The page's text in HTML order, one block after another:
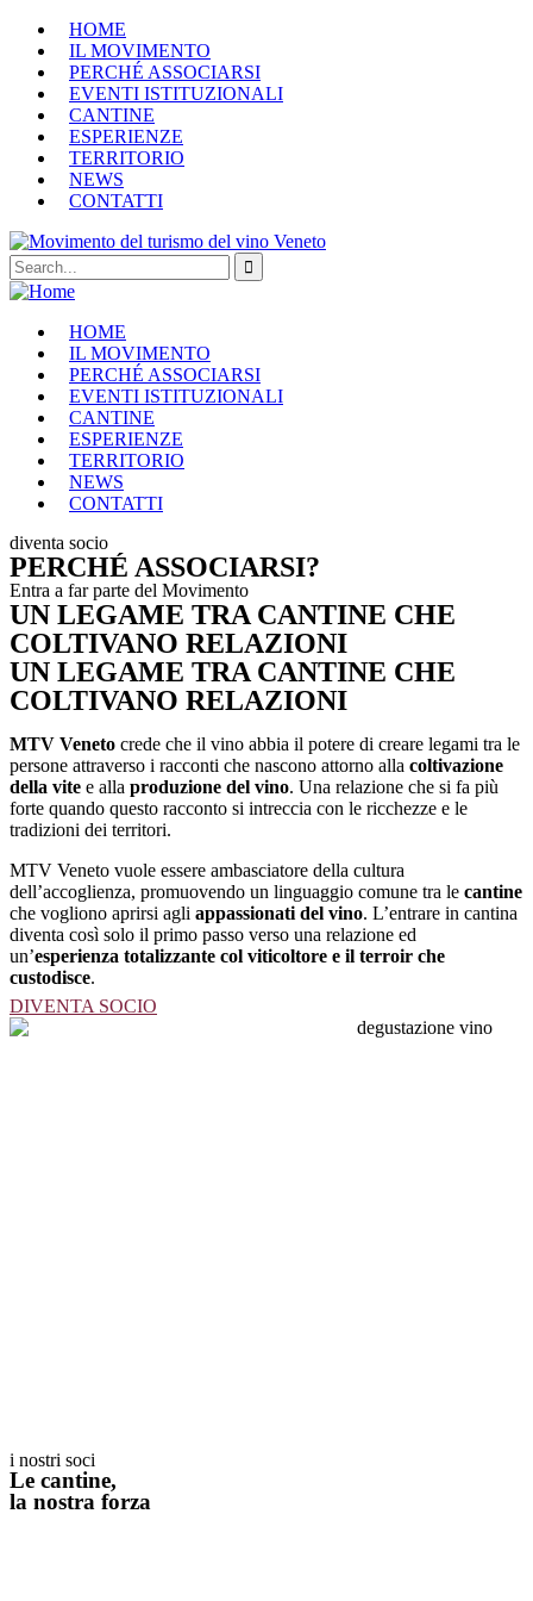
HOME
IL MOVIMENTO
PERCHÉ ASSOCIARSI
EVENTI ISTITUZIONALI
CANTINE
ESPERIENZE
TERRITORIO
NEWS
CONTATTI
HOME
IL MOVIMENTO
PERCHÉ ASSOCIARSI
EVENTI ISTITUZIONALI
CANTINE
ESPERIENZE
TERRITORIO
NEWS
CONTATTI
diventa socio
PERCHÉ ASSOCIARSI?
Entra a far parte del Movimento
UN LEGAME TRA CANTINE CHE
COLTIVANO RELAZIONI
UN LEGAME TRA CANTINE CHE
COLTIVANO RELAZIONI
MTV Veneto crede che il vino abbia il potere di creare legami tra le
persone attraverso i racconti che nascono attorno alla coltivazione
della vite e alla produzione del vino. Una relazione che si fa più
forte quando questo racconto si intreccia con le ricchezze e le
tradizioni dei territori.
MTV Veneto vuole essere ambasciatore della cultura
dell’accoglienza, promuovendo un linguaggio comune tra le cantine
che vogliono aprirsi agli appassionati del vino. L’entrare in cantina
diventa così solo il primo passo verso una relazione ed
un’esperienza totalizzante col viticoltore e il terroir che
custodisce.
DIVENTA SOCIO
i nostri soci
Le cantine,
la nostra forza